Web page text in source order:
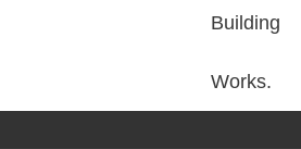
Building
Works.